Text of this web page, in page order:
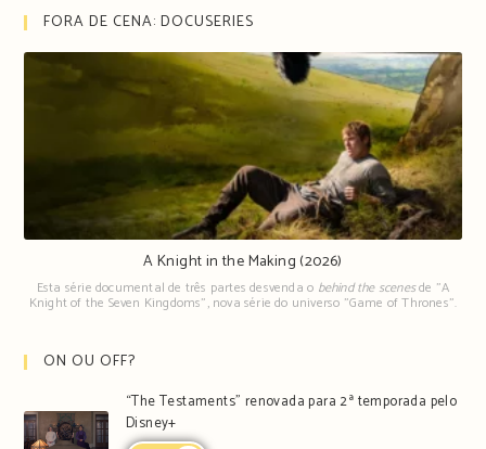
FORA DE CENA: DOCUSERIES
A Knight in the Making (2026)
Esta série documental de três partes desvenda o behind the scenesde "A
Knight of the Seven Kingdoms", nova série do universo "Game of Thrones".
ON OU OFF?
“The Testaments” renovada para 2ª temporada pelo
Disney+